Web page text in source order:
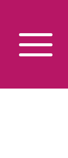
Toggle
navigation